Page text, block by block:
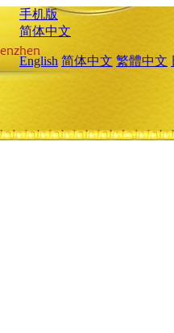
手机版
简体中文
English 简体中文 繁體中文